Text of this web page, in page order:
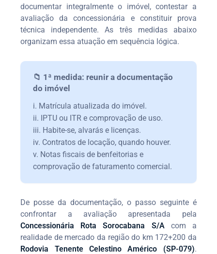
documentar integralmente o imóvel, contestar a
avaliação da concessionária e constituir prova
técnica independente. As três medidas abaixo
organizam essa atuação em sequência lógica.
📁 1ª medida: reunir a documentação
do imóvel
i. Matrícula atualizada do imóvel.
ii. IPTU ou ITR e comprovação de uso.
iii. Habite-se, alvarás e licenças.
iv. Contratos de locação, quando houver.
v. Notas fiscais de benfeitorias e
comprovação de faturamento comercial.
De posse da documentação, o passo seguinte é
confrontar a avaliação apresentada pela
Concessionária Rota Sorocabana S/A com a
realidade de mercado da região do km 172+200 da
Rodovia Tenente Celestino Américo (SP-079).